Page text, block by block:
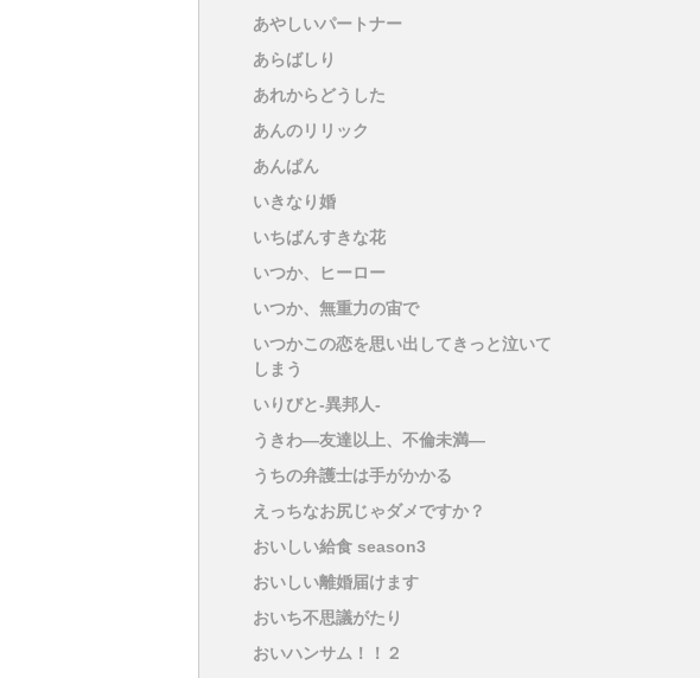
あやしいパートナー
あらばしり
あれからどうした
あんのリリック
あんぱん
いきなり婚
いちばんすきな花
いつか、ヒーロー
いつか、無重力の宙で
いつかこの恋を思い出してきっと泣いて
しまう
いりびと-異邦人-
うきわ―友達以上、不倫未満―
うちの弁護士は手がかかる
えっちなお尻じゃダメですか？
おいしい給食 season3
おいしい離婚届けます
おいち不思議がたり
おいハンサム！！２